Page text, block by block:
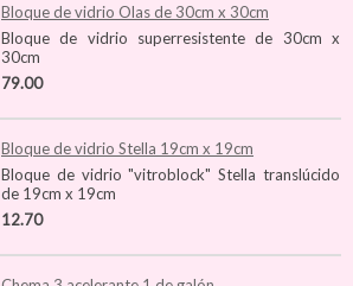
Bloque de vidrio Olas de 30cm x 30cm
Bloque de vidrio superresistente de 30cm x
30cm
79.00
Bloque de vidrio Stella 19cm x 19cm
Bloque de vidrio "vitroblock" Stella translúcido
de 19cm x 19cm
12.70